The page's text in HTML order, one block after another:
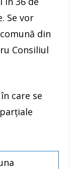
Se vor
din
Consiliul
care se